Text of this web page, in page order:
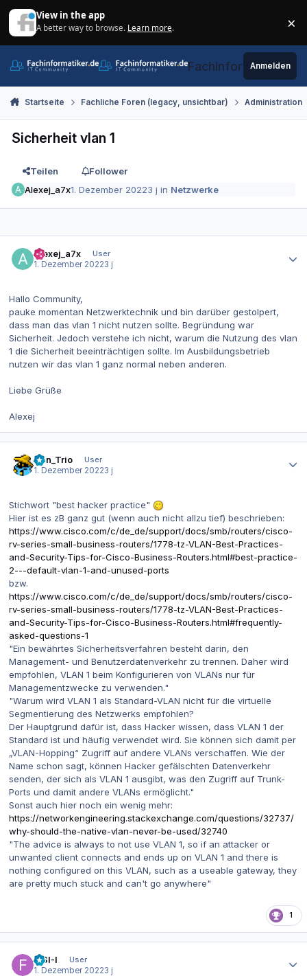
View in the app
A better way to browse. Learn more. ×
Fachinformatiker.de
Anmelden
Startseite Fachliche Foren (legacy, unsichtbar) Administration
Sicherheit vlan 1
Teilen
Follower
Alexej_a7x1. Dezember 20223 j in Netzwerke
Alexej_a7x
User
1. Dezember 20223 j
Hallo Community,
pauke momentan Netzwerktechnik und bin darüber gestolpert,
dass man das vlan 1 nicht nutzen sollte. Begründung war
Sicherheit. Jedoch verstehe ich nicht, warum die Nutzung des vlan
1 die Sicherheit beeinträchtigen sollte. Im Ausbildungsbetrieb
nutzen wir das vlan 1 ganz normal neben anderen.
Liebe Grüße
Alexej
Han_Trio
User
1. Dezember 20223 j
Stichwort "best hacker practice"
Hier ist es zB ganz gut (wenn auch nicht allzu tief) beschrieben:
https://www.cisco.com/c/de_de/support/docs/smb/routers/cisco-
rv-series-small-business-routers/1778-tz-VLAN-Best-Practices-
and-Security-Tips-for-Cisco-Business-Routers.html#best-practice-
2---default-vlan-1-and-unused-ports
bzw.
https://www.cisco.com/c/de_de/support/docs/smb/routers/cisco-
rv-series-small-business-routers/1778-tz-VLAN-Best-Practices-
and-Security-Tips-for-Cisco-Business-Routers.html#frequently-
asked-questions-1
"Ein bewährtes Sicherheitsverfahren besteht darin, den
Management- und Benutzerdatenverkehr zu trennen. Daher wird
empfohlen, VLAN 1 beim Konfigurieren von VLANs nur für
Managementzwecke zu verwenden."
"Warum wird VLAN 1 als Standard-VLAN nicht für die virtuelle
Segmentierung des Netzwerks empfohlen?
Der Hauptgrund dafür ist, dass Hacker wissen, dass VLAN 1 der
Standard ist und häufig verwendet wird. Sie können sich damit per
„VLAN-Hopping“ Zugriff auf andere VLANs verschaffen. Wie der
Name schon sagt, können Hacker gefälschten Datenverkehr
senden, der sich als VLAN 1 ausgibt, was den Zugriff auf Trunk-
Ports und damit andere VLANs ermöglicht."
Sonst auch hier noch ein wenig mehr:
https://networkengineering.stackexchange.com/questions/32737/
why-should-the-native-vlan-never-be-used/32740
"The advice is always to not use VLAN 1, so if an attacker or
unwanted client connects and ends up on VLAN 1 and there is
nothing configured on this VLAN, such as a useable gateway, they
are pretty much stuck and can't go anywhere"
1
FISI-I
User
1. Dezember 20223 j